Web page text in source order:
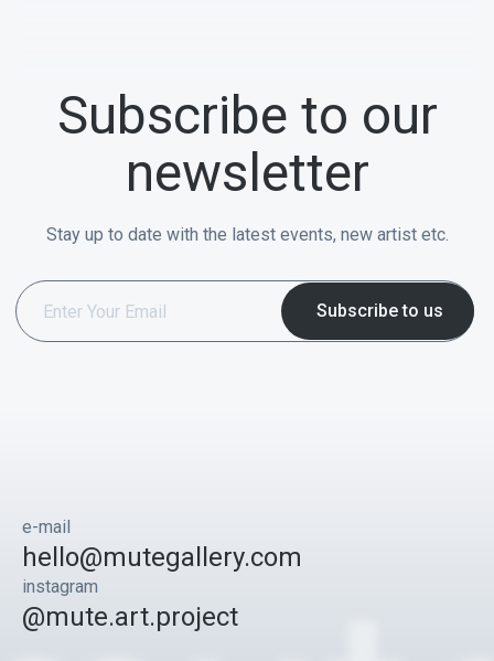
Subscribe to our
newsletter
Stay up to date with the latest events, new artist etc.
e-mail
hello@mutegallery.com
instagram
@mute.art.project